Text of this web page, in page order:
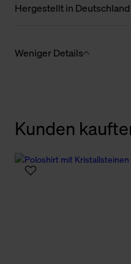
Hergestellt in Deutschland
Weniger Details
Kunden